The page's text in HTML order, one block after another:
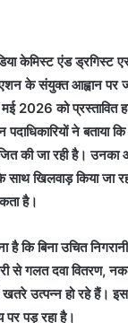
केमिस्ट एंड ड्रगिस्ट
के संयुक्त आह्वान पर
2026 को प्रस्तावित
पदाधिकारियों ने बताया
की जा रही है।
के साथ खिलवाड़ किया जा
है।
कि बिना उचित
से गलत दवा वितरण,
खतरे उत्पन्न हो रहे हैं।
पर पड़ रहा है।